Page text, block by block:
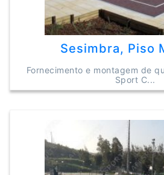
Sesimbra, Piso
Fornecimento e montagem de
Sport C...